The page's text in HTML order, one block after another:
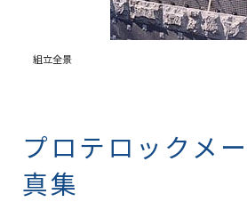
組立全景
プロテロックメ
真集